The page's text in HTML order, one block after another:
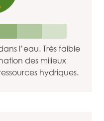
l’eau. Très faible
des milieux
hydriques.